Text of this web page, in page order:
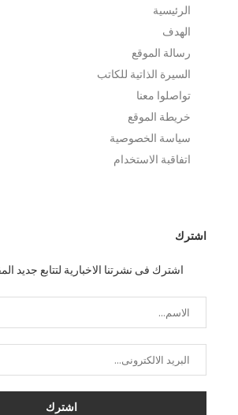
الرئيسية
الهدف
رسالة الموقع
السيرة الذاتية للكاتب
تواصلوا معنا
خريطة الموقع
سياسة الخصوصية
اتفاقبة الاستخدام
اشترك
اشترك فى نشرتنا الاخبارية لتتابع جديد